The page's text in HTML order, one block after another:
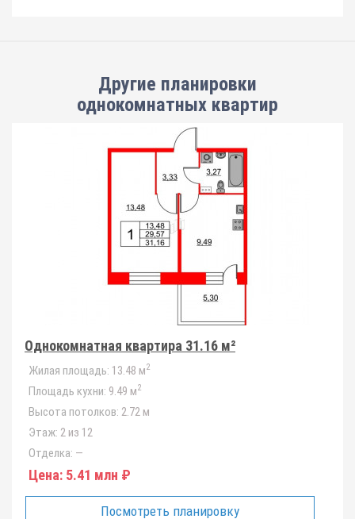
Другие планировки
однокомнатных квартир
Однокомнатная квартира 31.16 м²
Жилая площадь: 13.48 м2
Площадь кухни: 9.49 м2
Высота потолков: 2.72 м
Этаж: 2 из 12
Отделка: —
Цена: 5.41 млн ₽
Посмотреть планировку